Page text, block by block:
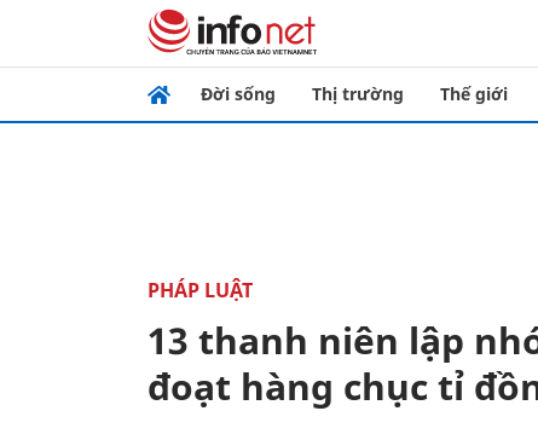
Đời sống Thị trường Thế giới
PHÁP LUẬT
13 thanh niên lập
đoạt hàng chục tỉ